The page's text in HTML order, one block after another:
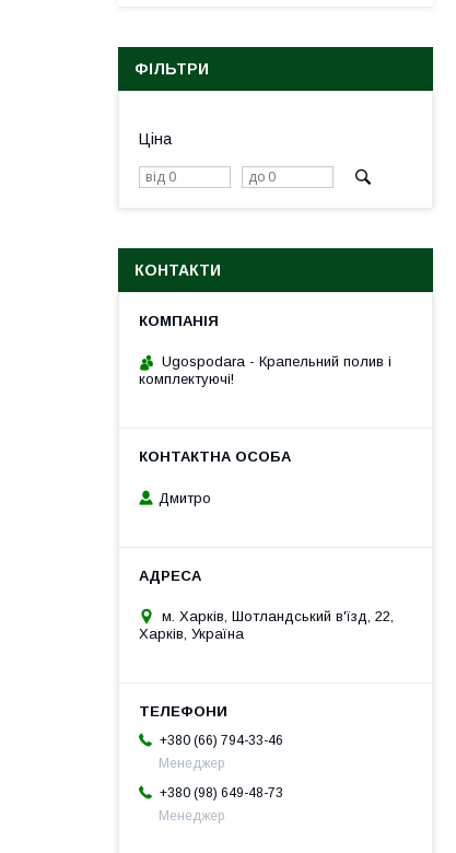
ФІЛЬТРИ
Ціна
КОНТАКТИ
Ugospodara - Крапельний полив і
комплектуючі!
Дмитро
м. Харків, Шотландський в'їзд, 22,
Харків, Україна
+380 (66) 794-33-46
Менеджер
+380 (98) 649-48-73
Менеджер